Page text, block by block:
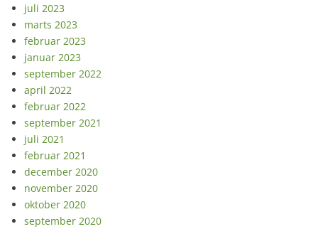
juli 2023
marts 2023
februar 2023
januar 2023
september 2022
april 2022
februar 2022
september 2021
juli 2021
februar 2021
december 2020
november 2020
oktober 2020
september 2020